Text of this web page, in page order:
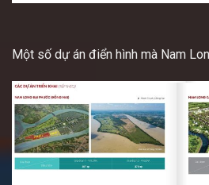
Một số dự án điển hình mà Nam